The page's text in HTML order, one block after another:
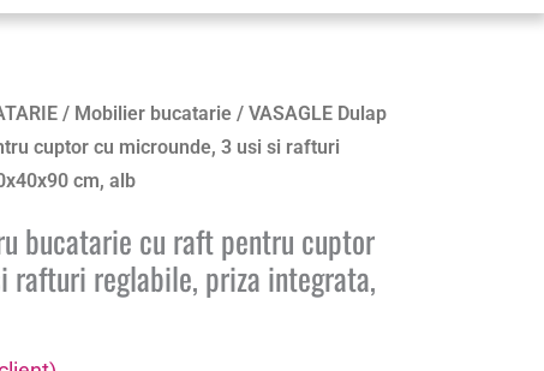
/ Mobilier bucatarie / VASAGLE Dulap
cuptor cu microunde, 3 usi si rafturi
cm, alb
bucatarie cu raft pentru cuptor
rafturi reglabile, priza integrata,